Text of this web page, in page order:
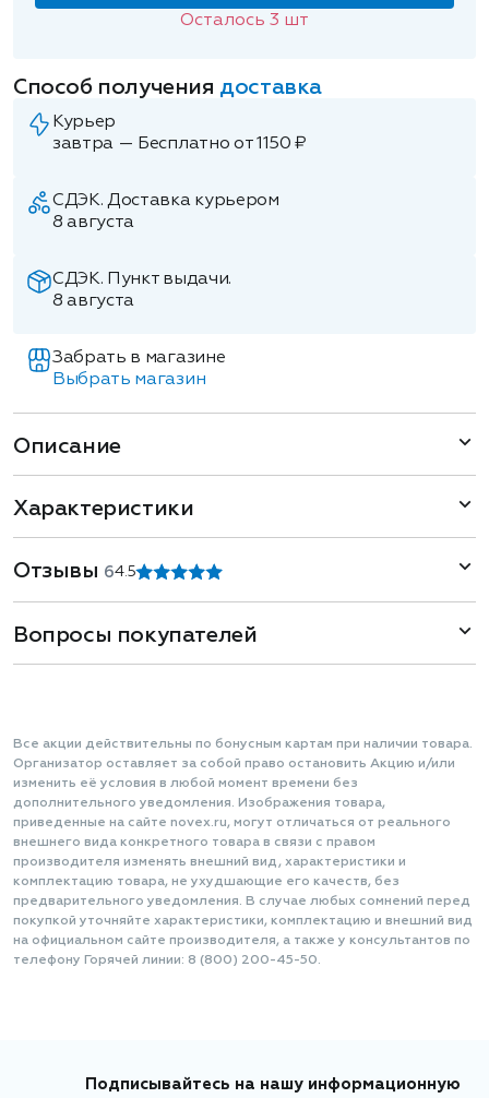
Осталось3 шт
Способ получения доставка
Курьер
завтра — Бесплатно от 1150 ₽
СДЭК. Доставка курьером
8 августа
СДЭК. Пункт выдачи.
8 августа
Забрать в магазине
Выбрать магазин
Описание
Характеристики
Отзывы 64.5
Вопросы покупателей
Все акции действительны по бонусным картам при наличии товара.
Организатор оставляет за собой право остановить Акцию и/или
изменить её условия в любой момент времени без
дополнительного уведомления. Изображения товара,
приведенные на сайте novex.ru, могут отличаться от реального
внешнего вида конкретного товара в связи с правом
производителя изменять внешний вид, характеристики и
комплектацию товара, не ухудшающие его качеств, без
предварительного уведомления. В случае любых сомнений перед
покупкой уточняйте характеристики, комплектацию и внешний вид
на официальном сайте производителя, а также у консультантов по
телефону Горячей линии: 8 (800) 200-45-50.
Подписывайтесь на нашу информационную